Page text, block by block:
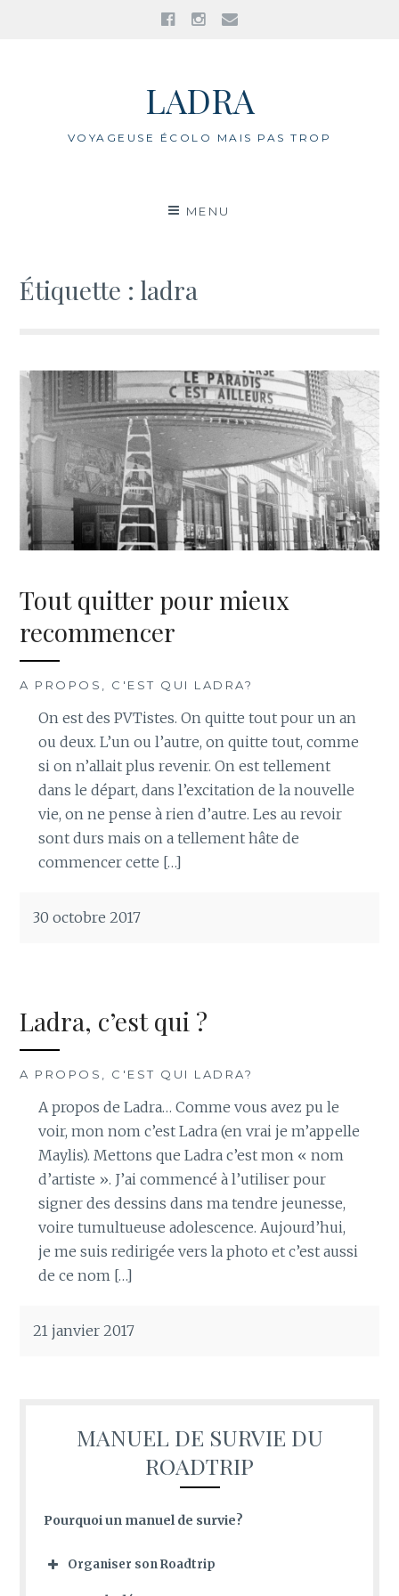
FacebookInstagram
LADRA
VOYAGEUSE ÉCOLO MAIS PAS TROP
MENU
Étiquette : ladra
Tout quitter pour mieux
recommencer
A PROPOS, C'EST QUI LADRA?
On est des PVTistes. On quitte tout pour un an
ou deux. L’un ou l’autre, on quitte tout, comme
si on n’allait plus revenir. On est tellement
dans le départ, dans l’excitation de la nouvelle
vie, on ne pense à rien d’autre. Les au revoir
sont durs mais on a tellement hâte de
commencer cette […]
30 octobre 2017
Ladra, c’est qui ?
A PROPOS, C'EST QUI LADRA?
A propos de Ladra… Comme vous avez pu le
voir, mon nom c’est Ladra (en vrai je m’appelle
Maylis). Mettons que Ladra c’est mon « nom
d’artiste ». J’ai commencé à l’utiliser pour
signer des dessins dans ma tendre jeunesse,
voire tumultueuse adolescence. Aujourd’hui,
je me suis redirigée vers la photo et c’est aussi
de ce nom […]
21 janvier 2017
MANUEL DE SURVIE DU
ROADTRIP
Pourquoi un manuel de survie?
Organiser son Roadtrip